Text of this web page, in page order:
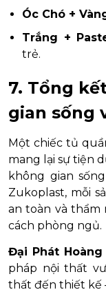
Óc Chó +
Trắng +
trẻ.
7. Tổng
gian sống
Một chiếc tủ
mang lại sự tiện
không gian
Zukoplast, mỗi
an toàn và thẩm
cách phòng ngủ.
Đại Phát Hoàng
pháp nội thất
thất đến thiết kế